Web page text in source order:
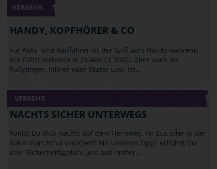
VERKEHR
HANDY, KOPFHÖRER & CO
Für Auto- und Radfahrer ist der Griff zum Handy während
der Fahrt verboten (§ 23 Abs.1a StVO), aber auch als
Fußgänger, Inliner oder Skater usw. ist…
VERKEHR
NACHTS SICHER UNTERWEGS
Fühlst Du dich nachts auf dem Heimweg, im Bus oder in der
Bahn manchmal unsicher? Mit unseren Tipps erhöhst Du
dein Sicherheitsgefühl und bist immer…